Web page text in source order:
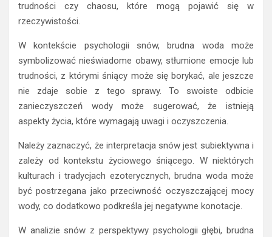
trudności czy chaosu, które mogą pojawić się w
rzeczywistości.
W kontekście psychologii snów, brudna woda może
symbolizować nieświadome obawy, stłumione emocje lub
trudności, z którymi śniący może się borykać, ale jeszcze
nie zdaje sobie z tego sprawy. To swoiste odbicie
zanieczyszczeń wody może sugerować, że istnieją
aspekty życia, które wymagają uwagi i oczyszczenia.
Należy zaznaczyć, że interpretacja snów jest subiektywna i
zależy od kontekstu życiowego śniącego. W niektórych
kulturach i tradycjach ezoterycznych, brudna woda może
być postrzegana jako przeciwność oczyszczającej mocy
wody, co dodatkowo podkreśla jej negatywne konotacje.
W analizie snów z perspektywy psychologii głębi, brudna